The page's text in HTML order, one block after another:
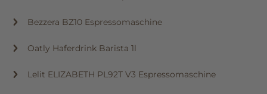
Bezzera BZ10 Espressomaschine
Oatly Haferdrink Barista 1l
Lelit ELIZABETH PL92T V3 Espressomaschine